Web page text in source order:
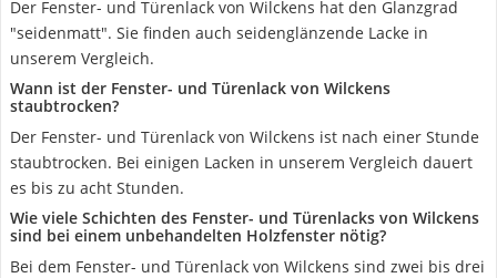
Der Fenster- und Türenlack von Wilckens hat den Glanzgrad
"seidenmatt". Sie finden auch seidenglänzende Lacke in
unserem Vergleich.
Wann ist der Fenster- und Türenlack von Wilckens
staubtrocken?
Der Fenster- und Türenlack von Wilckens ist nach einer Stunde
staubtrocken. Bei einigen Lacken in unserem Vergleich dauert
es bis zu acht Stunden.
Wie viele Schichten des Fenster- und Türenlacks von Wilckens
sind bei einem unbehandelten Holzfenster nötig?
Bei dem Fenster- und Türenlack von Wilckens sind zwei bis drei